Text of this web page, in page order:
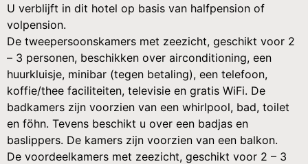
U verblijft in dit hotel op basis van halfpension of
volpension.
De tweepersoonskamers met zeezicht, geschikt voor 2
– 3 personen, beschikken over airconditioning, een
huurkluisje, minibar (tegen betaling), een telefoon,
koffie/thee faciliteiten, televisie en gratis WiFi. De
badkamers zijn voorzien van een whirlpool, bad, toilet
en föhn. Tevens beschikt u over een badjas en
baslippers. De kamers zijn voorzien van een balkon.
De voordeelkamers met zeezicht, geschikt voor 2 – 3